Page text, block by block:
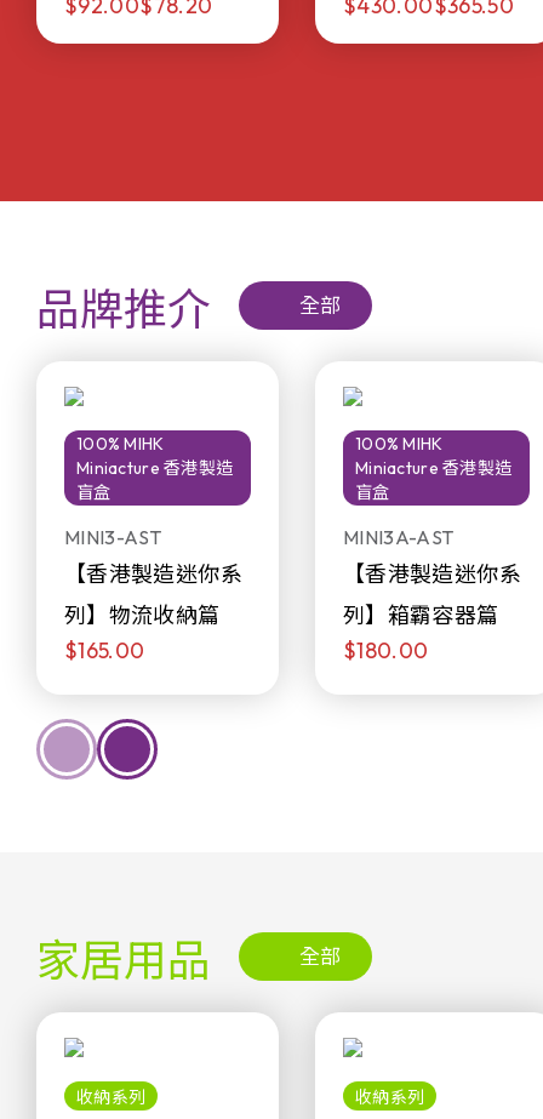
品牌推介 全部
100% MIHK
Miniacture 香港製造
盲盒
MINI3-AST
【香港製造迷你系
列】物流收納篇
$165.00
100% MIHK
Miniacture 香港製造
盲盒
MINI3A-AST
【香港製造迷你系
列】箱霸容器篇
$180.00
家居用品 全部
收納系列 收納系列